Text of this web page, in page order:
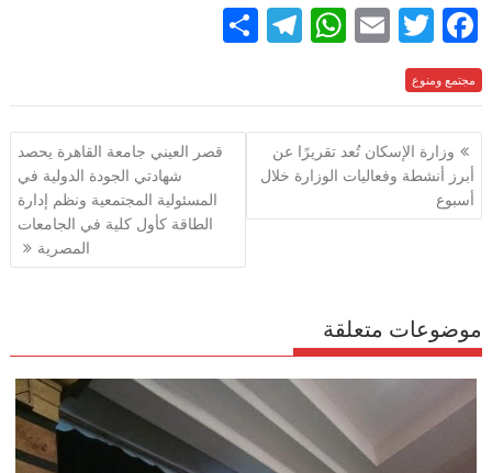
F
ac
e
b
o
o
k
T
itt
er
E
ai
l
W
at
s
A
p
p
T
e
gr
ar
e
مجتمع ومنوع
تصفّح
المقالات
وزارة الإسكان تُعد تقريرًا عن
أبرز أنشطة وفعاليات الوزارة خلال
أسبوع
قصر العيني جامعة القاهرة يحصد
شهادتي الجودة الدولية في
المسئولية المجتمعية ونظم إدارة
الطاقة كأول كلية في الجامعات
المصرية
موضوعات متعلقة